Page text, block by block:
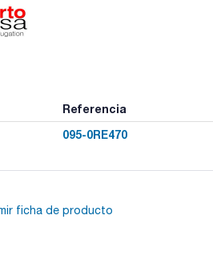
Referencia
095-0RE470
ficha de producto